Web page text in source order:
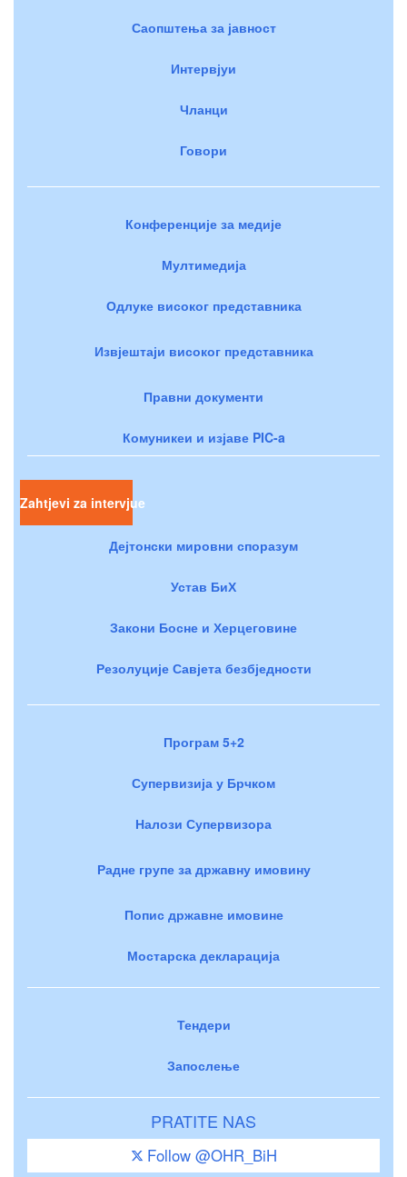
Саопштења за јавност
Интервјуи
Чланци
Говори
Конференције за медије
Мултимедија
Одлуке високог представника
Извјештаји високог представника
Правни документи
Комуникеи и изјаве PIC-a
Zahtjevi za intervjue
Дејтонски мировни споразум
Устав БиХ
Закони Босне и Херцеговине
Резолуције Савјета безбједности
Програм 5+2
Супервизија у Брчком
Налози Супервизора
Радне групе за државну имовину
Попис државне имовине
Мостарска декларација
Тендери
Запослење
PRATITE NAS
Follow @OHR_BiH